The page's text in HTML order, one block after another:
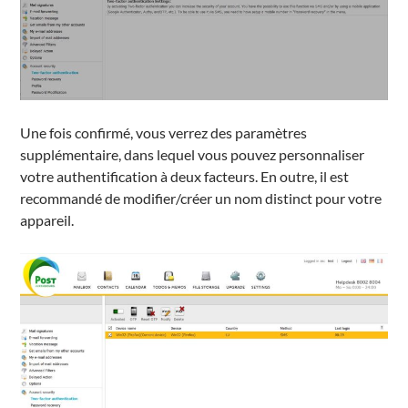
Une fois confirmé, vous verrez des paramètres
supplémentaire, dans lequel vous pouvez personnaliser
votre authentification à deux facteurs. En outre, il est
recommandé de modifier/créer un nom distinct pour votre
appareil.